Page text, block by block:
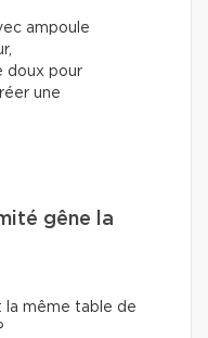
ampoule
doux pour
une
gêne la
la même table de